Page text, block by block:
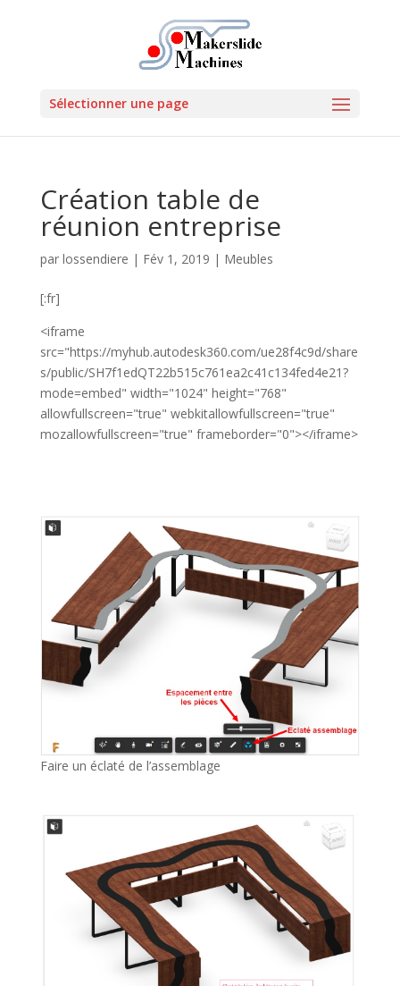
Sélectionner une page
Création table de
réunion entreprise
par lossendiere | Fév 1, 2019 | Meubles
[:fr]
<iframe
src="https://myhub.autodesk360.com/ue28f4c9d/share
s/public/SH7f1edQT22b515c761ea2c41c134fed4e21?
mode=embed" width="1024" height="768"
allowfullscreen="true" webkitallowfullscreen="true"
mozallowfullscreen="true" frameborder="0"></iframe>
Faire un éclaté de l’assemblage